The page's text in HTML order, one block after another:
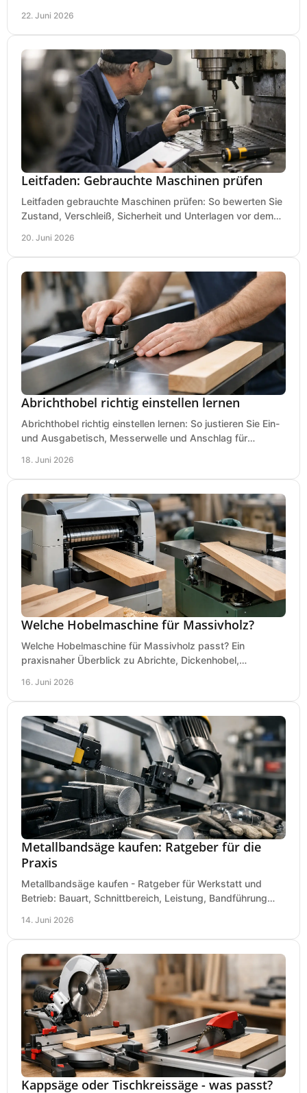
22. Juni 2026
Leitfaden: Gebrauchte Maschinen prüfen
Leitfaden gebrauchte Maschinen prüfen: So bewerten Sie
Zustand, Verschleiß, Sicherheit und Unterlagen vor dem
20. Juni 2026
Abrichthobel richtig einstellen lernen
Abrichthobel richtig einstellen lernen: So justieren Sie Ein-
und Ausgabetisch, Messerwelle und Anschlag für
18. Juni 2026
Welche Hobelmaschine für Massivholz?
Welche Hobelmaschine für Massivholz passt? Ein
praxisnaher Überblick zu Abrichte, Dickenhobel,
16. Juni 2026
Metallbandsäge kaufen: Ratgeber für die
Praxis
Metallbandsäge kaufen - Ratgeber für Werkstatt und
Betrieb: Bauart, Schnittbereich, Leistung, Bandführung
14. Juni 2026
Kappsäge oder Tischkreissäge - was passt?